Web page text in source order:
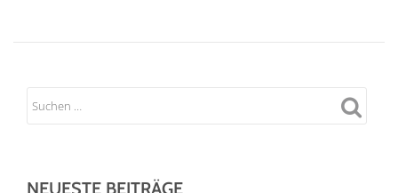
NEUESTE BEITRÄGE